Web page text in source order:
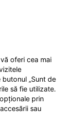
oferi cea mai
„Sunt de
să fie utilizate.
prin
sau